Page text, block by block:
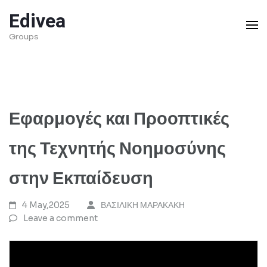
to
content
Edivea
Groups
Εφαρμογές και Προοπτικές
της Τεχνητής Νοημοσύνης
στην Εκπαίδευση
4 May,2025
ΒΑΣΙΛΙΚΗ ΜΑΡΑΚΑΚΗ
Leave a comment